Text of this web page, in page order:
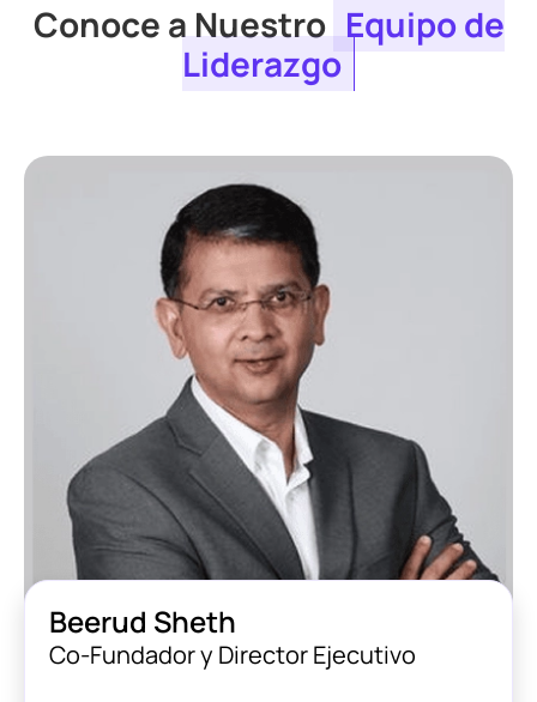
Conoce a Nuestro Equipo de
Liderazgo
Beerud Sheth
Co-Fundador y Director Ejecutivo